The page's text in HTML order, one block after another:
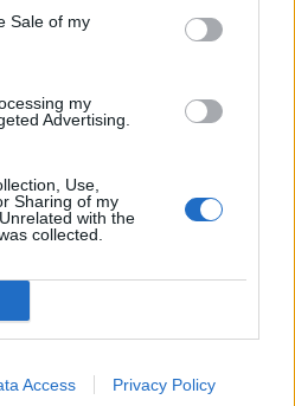
Sale of my
my
Advertising.
Use,
Sharing of my
with the
collected.
Access Privacy Policy